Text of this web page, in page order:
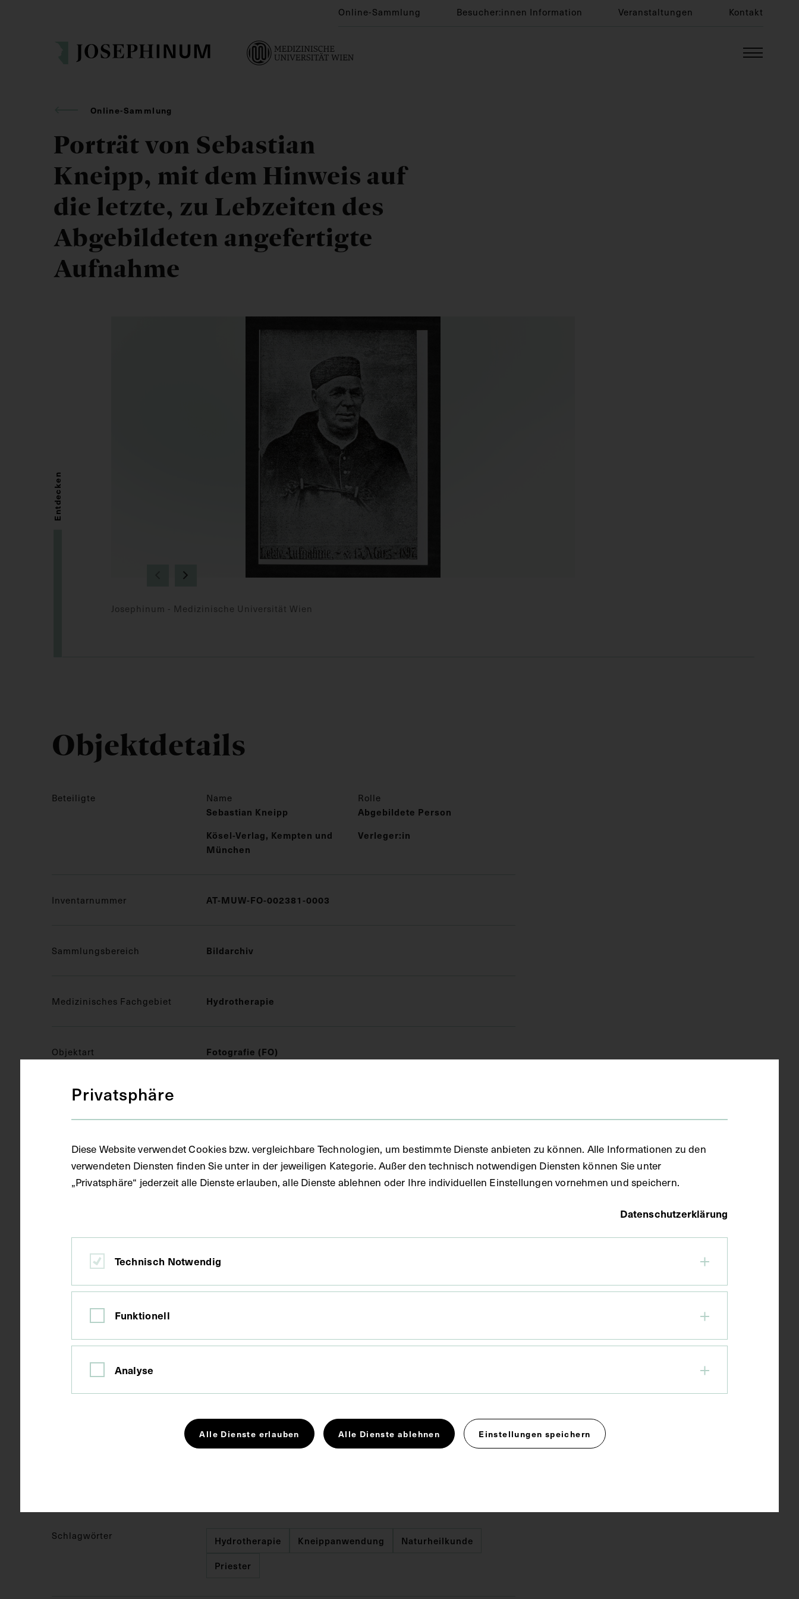
Online-Sammlung Besucher:innen Information Veranstaltungen Kontakt
Online-Sammlung
Porträt von Sebastian
Kneipp, mit dem Hinweis auf
die letzte, zu Lebzeiten des
Abgebildeten angefertigte
Aufnahme
Josephinum - Medizinische Universität Wien
Entdecken
Objektdetails
Beteiligte Name Rolle
Sebastian Kneipp
Abgebildete Person
Kösel-Verlag, Kempten und
München
Verleger:in
Inventarnummer AT-MUW-FO-002381-0003
Sammlungsbereich Bildarchiv
Medizinisches Fachgebiet Hydrotherapie
Objektart Fotografie (FO)
Gegenstand
Datierung um 1980
Schlagwörter Hydrotherapie Kneippanwendung
Naturheilkunde
Priester
Privatsphäre
Diese Website verwendet Cookies bzw. vergleichbare Technologien, um bestimmte Dienste anbieten zu können. Alle Informationen zu den
verwendeten Diensten finden Sie unter in der jeweiligen Kategorie. Außer den technisch notwendigen Diensten können Sie unter
„Privatsphäre“ jederzeit alle Dienste erlauben, alle Dienste ablehnen oder Ihre individuellen Einstellungen vornehmen und speichern.
Datenschutzerklärung
Technisch Notwendig
Funktionell
Analyse
Alle Dienste erlauben Alle Dienste ablehnen Einstellungen speichern